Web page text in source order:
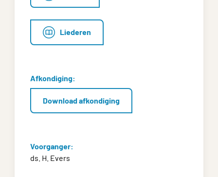
Liederen
Afkondiging:
Download afkondiging
Voorganger:
ds. H. Evers